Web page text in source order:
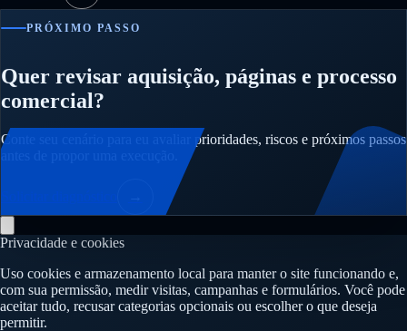
PRÓXIMO PASSO
Quer revisar aquisição, páginas e processo
comercial?
Conte seu cenário para eu avaliar prioridades, riscos e próximos passos
Privacidade e cookies
Uso cookies e armazenamento local para manter o site funcionando e,
com sua permissão, medir visitas, campanhas e formulários. Você pode
aceitar tudo, recusar categorias opcionais ou escolher o que deseja
permitir.